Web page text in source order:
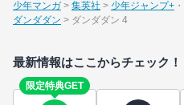
少年マンガ
集英社 少年ジャンプ+
ダンダダン
ダンダダン 4
最新情報はここからチェック！
限定特典GET